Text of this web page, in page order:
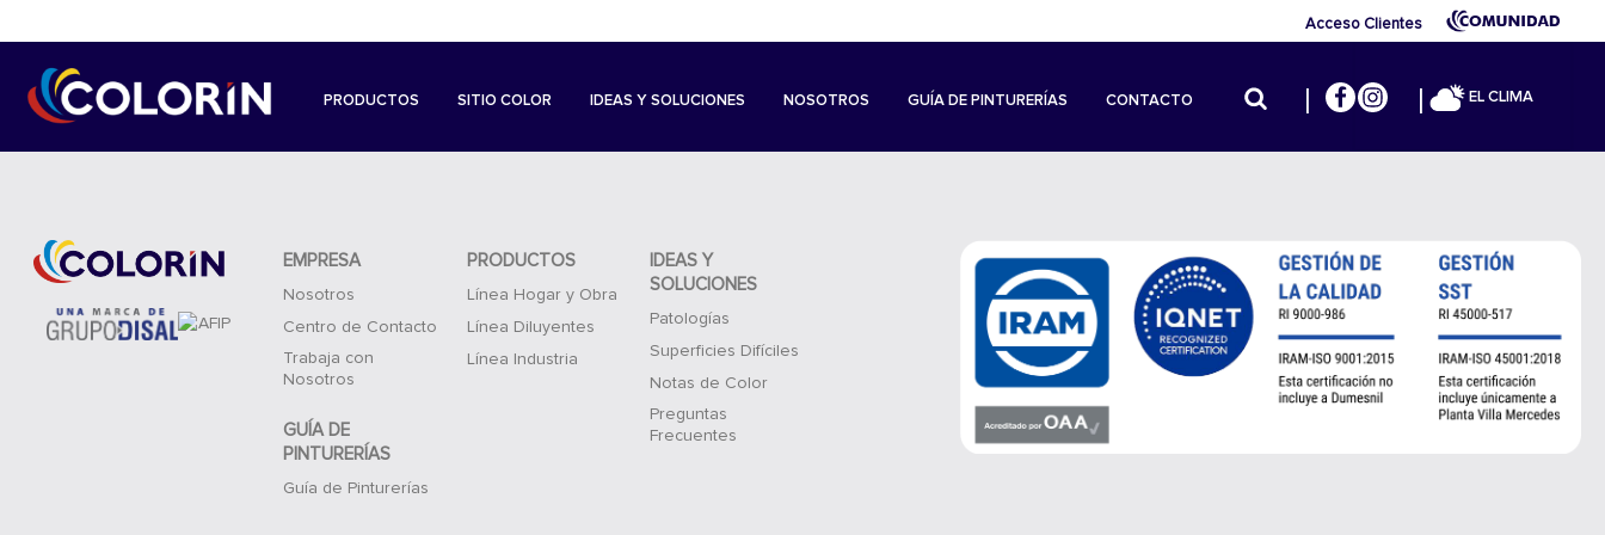
Acceso Clientes
PRODUCTOS SITIO COLOR IDEAS Y SOLUCIONES NOSOTROS GUÍA DE PINTURERÍAS CONTACTO EL CLIMA
EMPRESA
Nosotros
Centro de Contacto
Trabaja con
Nosotros
GUÍA DE
PINTURERÍAS
Guía de Pinturerías
PRODUCTOS
Línea Hogar y Obra
Línea Diluyentes
Línea Industria
IDEAS Y
SOLUCIONES
Patologías
Superficies Difíciles
Notas de Color
Preguntas
Frecuentes